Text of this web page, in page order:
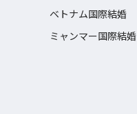
ベトナム国際結婚
ミャンマー国際結婚